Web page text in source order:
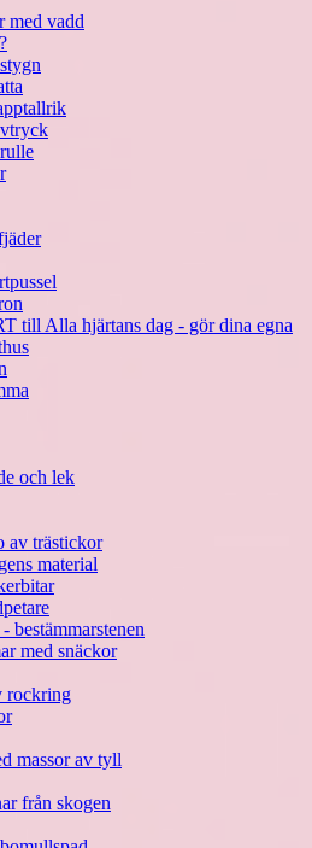
med vadd
till Alla hjärtans dag - gör dina egna
och lek
av trästickor
material
bestämmarstenen
med snäckor
rockring
massor av tyll
från skogen